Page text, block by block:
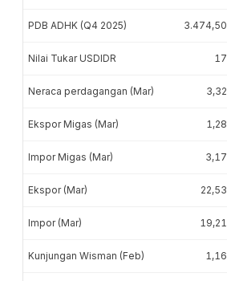
PDB ADHK (Q4 2025) 3.474,50
Nilai Tukar USDIDR 17
Neraca perdagangan (Mar) 3,32
Ekspor Migas (Mar) 1,28
Impor Migas (Mar) 3,17
Ekspor (Mar) 22,53
Impor (Mar) 19,21
Kunjungan Wisman (Feb) 1,16